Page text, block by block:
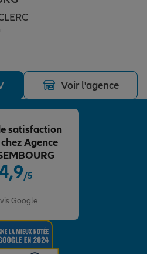
Voir l'agence
/5
Google
satisfaction
Agence